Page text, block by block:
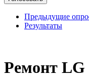
Предыдущие
Результаты
Ремонт LG